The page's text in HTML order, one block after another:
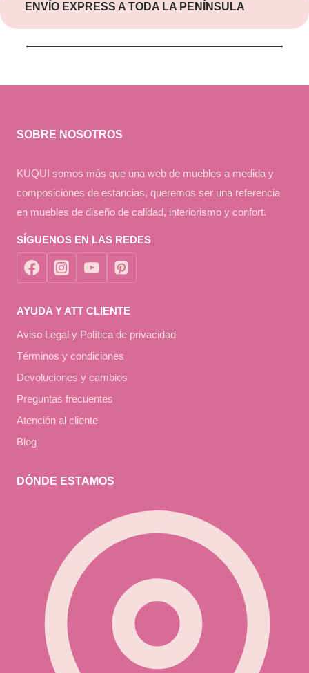
ENVÍO EXPRESS A TODA LA PENÍNSULA
SOBRE NOSOTROS
KUQUI somos más que una web de muebles a medida y
composiciones de estancias, queremos ser una referencia
en muebles de diseño de calidad, interiorismo y confort.
SÍGUENOS EN LAS REDES
AYUDA Y ATT CLIENTE
Aviso Legal y Política de privacidad
Términos y condiciones
Devoluciones y cambios
Preguntas frecuentes
Atención al cliente
Blog
DÓNDE ESTAMOS